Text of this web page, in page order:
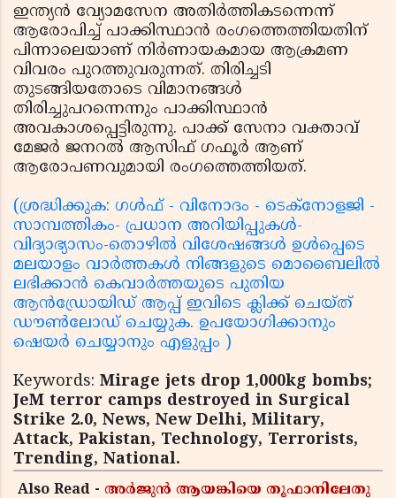
ഇന്ത്യന്‍ വ്യോമസേന അതിര്‍ത്തികടന്നെന്ന്
ആരോപിച്ച് പാക്കിസ്ഥാന്‍ രംഗത്തെത്തിയതിന്
പിന്നാലെയാണ് നിര്‍ണായകമായ ആക്രമണ
വിവരം പുറത്തുവരുന്നത്. തിരിച്ചടി
തുടങ്ങിയതോടെ വിമാനങ്ങള്‍
തിരിച്ചുപറന്നെന്നും പാക്കിസ്ഥാന്‍
അവകാശപ്പെട്ടിരുന്നു. പാക്ക് സേനാ വക്താവ്
മേജര്‍ ജനറല്‍ ആസിഫ് ഗഫൂര്‍ ആണ്
ആരോപണവുമായി രംഗത്തെത്തിയത്.
(ശ്രദ്ധിക്കുക: ഗൾഫ് - വിനോദം - ടെക്നോളജി -
സാമ്പത്തികം- പ്രധാന അറിയിപ്പുകൾ-
വിദ്യാഭ്യാസം-തൊഴിൽ വിശേഷങ്ങൾ ഉൾപ്പെടെ
മലയാളം വാർത്തകൾ നിങ്ങളുടെ മൊബൈലിൽ
ലഭിക്കാൻ കെവാർത്തയുടെ പുതിയ
ആൻഡ്രോയിഡ് ആപ്പ് ഇവിടെ ക്ലിക്ക് ചെയ്ത്
ഡൗൺലോഡ് ചെയ്യുക. ഉപയോഗിക്കാനും
ഷെയർ ചെയ്യാനും എളുപ്പം )
Keywords: Mirage jets drop 1,000kg bombs;
JeM terror camps destroyed in Surgical
Strike 2.0, News, New Delhi, Military,
Attack, Pakistan, Technology, Terrorists,
Trending, National.
Also Read - അർജുൻ ആയങ്കിയെ തൂഫാനിലേതു